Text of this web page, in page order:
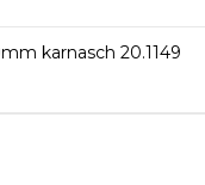
karnasch 20.1149